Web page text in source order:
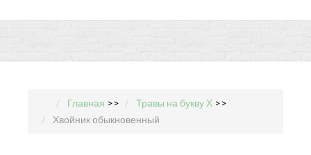
Главная >> Травы на букву Х >>
Хвойник обыкновенный